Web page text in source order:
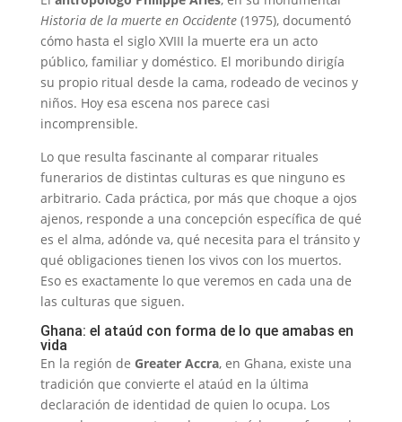
Historia de la muerte en Occidente(1975), documentó
cómo hasta el siglo XVIII la muerte era un acto
público, familiar y doméstico. El moribundo dirigía
su propio ritual desde la cama, rodeado de vecinos y
niños. Hoy esa escena nos parece casi
incomprensible.
Lo que resulta fascinante al comparar rituales
funerarios de distintas culturas es que ninguno es
arbitrario. Cada práctica, por más que choque a ojos
ajenos, responde a una concepción específica de qué
es el alma, adónde va, qué necesita para el tránsito y
qué obligaciones tienen los vivos con los muertos.
Eso es exactamente lo que veremos en cada una de
las culturas que siguen.
Ghana: el ataúd con forma de lo que amabas en
vida
En la región de Greater Accra, en Ghana, existe una
tradición que convierte el ataúd en la última
declaración de identidad de quien lo ocupa. Los